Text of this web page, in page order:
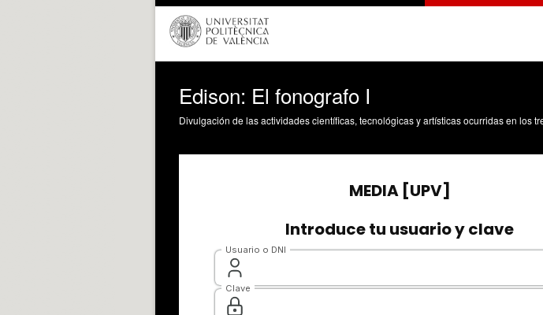
Edison: El fonografo I
Divulgación de las actividades científicas, tecnológicas y artísticas ocurridas en los